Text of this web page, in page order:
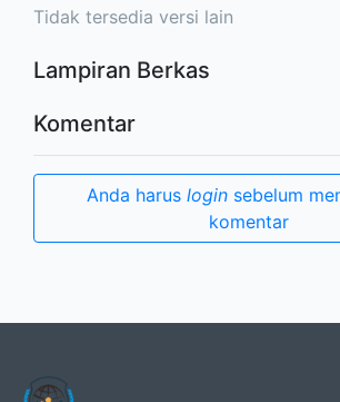
Tidak tersedia versi lain
Lampiran Berkas
Komentar
Anda harus loginsebelum
komentar